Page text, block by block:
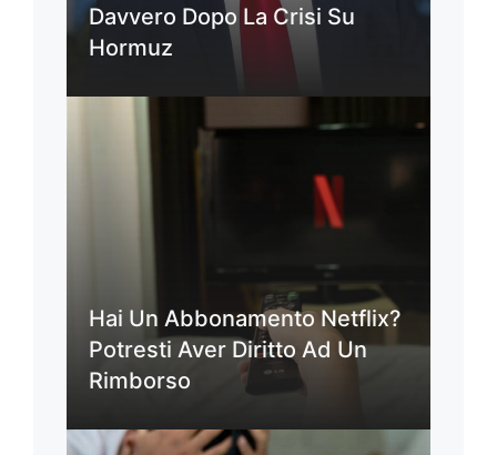
Davvero Dopo La Crisi Su
Hormuz
Hai Un Abbonamento Netflix?
Potresti Aver Diritto Ad Un
Rimborso